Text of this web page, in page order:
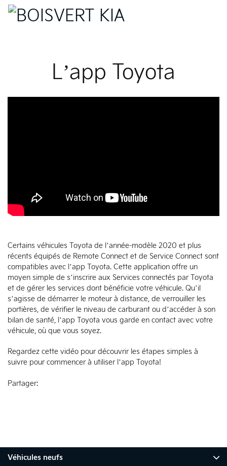
L’app Toyota
Certains véhicules Toyota de l’année-modèle 2020 et plus
récents équipés de Remote Connect et de Service Connect sont
compatibles avec l’app Toyota. Cette application offre un
moyen simple de s’inscrire aux Services connectés par Toyota
et de gérer les services dont bénéficie votre véhicule. Qu’il
s’agisse de démarrer le moteur à distance, de verrouiller les
portières, de vérifier le niveau de carburant ou d’accéder à son
bilan de santé, l’app Toyota vous garde en contact avec votre
véhicule, où que vous soyez.
Regardez cette vidéo pour découvrir les étapes simples à
suivre pour commencer à utiliser l’app Toyota!
Partager:
Véhicules neufs